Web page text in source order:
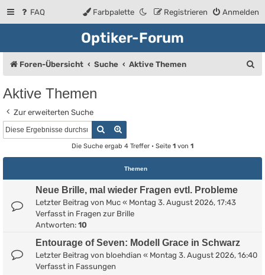
FAQ Anmelden
Registrieren
Farbpalette
Optiker-Forum
Foren-Übersicht Suche Aktive Themen
Aktive Themen
Zur erweiterten Suche
Suche
Die Suche ergab 4 Treffer • Seite 1 von 1
Themen
Neue Brille, mal wieder Fragen evtl. Probleme
Letzter Beitrag von Muc « Montag 3. August 2026, 17:43
Verfasst in Fragen zur Brille
Antworten: 10
Entourage of Seven: Modell Grace in Schwarz
Letzter Beitrag von bloehdian « Montag 3. August 2026, 16:40
Verfasst in Fassungen